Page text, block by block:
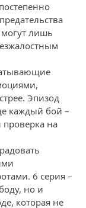
лишь
Эпизод
каждый бой –
проверка на
6 серия –
но и
которая не